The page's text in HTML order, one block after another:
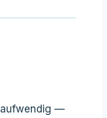
aufwendig —